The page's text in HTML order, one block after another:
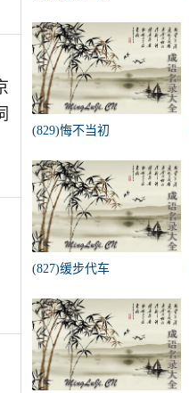
(829)悔不当初
(827)缓步代车